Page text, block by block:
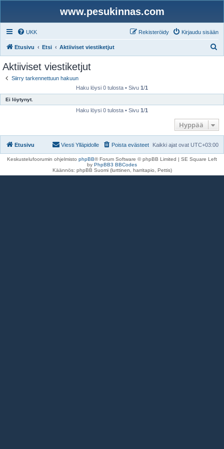
www.pesukinnas.com
UKK Kirjaudu sisään
Rekisteröidy
Etusivu Etsi Aktiiviset viestiketjut
Aktiiviset viestiketjut
Siirry tarkennettuun hakuun
Haku löysi 0 tulosta • Sivu 1/1
Ei löytynyt.
Haku löysi 0 tulosta • Sivu 1/1
Hyppää
Etusivu Kaikki ajat ovat UTC+03:00
Poista evästeet
Viesti Ylläpidolle
Keskustelufoorumin ohjelmisto phpBB® Forum Software © phpBB Limited | SE Square Left
by PhpBB3 BBCodes
Käännös: phpBB Suomi (lurttinen, harritapio, Pettis)